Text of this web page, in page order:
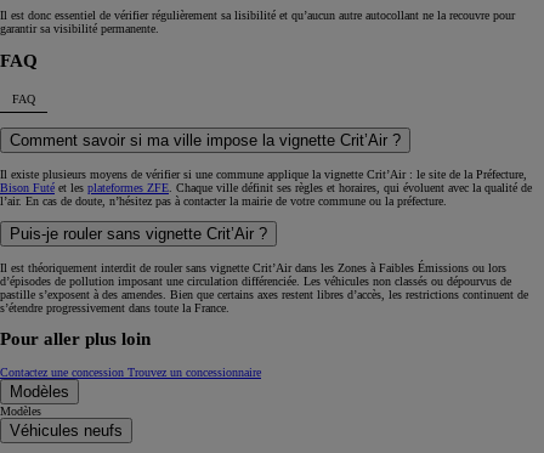
Il est donc essentiel de vérifier régulièrement sa lisibilité et qu’aucun autre autocollant ne la recouvre pour
garantir sa visibilité permanente.
FAQ
FAQ
Comment savoir si ma ville impose la vignette Crit’Air ?
Il existe plusieurs moyens de vérifier si une commune applique la vignette Crit’Air : le site de la Préfecture,
Bison Futé et les plateformes ZFE . Chaque ville définit ses règles et horaires, qui évoluent avec la qualité de
l’air. En cas de doute, n’hésitez pas à contacter la mairie de votre commune ou la préfecture.
Puis-je rouler sans vignette Crit’Air ?
Il est théoriquement interdit de rouler sans vignette Crit’Air dans les Zones à Faibles Émissions ou lors
d’épisodes de pollution imposant une circulation différenciée. Les véhicules non classés ou dépourvus de
pastille s’exposent à des amendes. Bien que certains axes restent libres d’accès, les restrictions continuent de
s’étendre progressivement dans toute la France.
Pour aller plus loin
Contactez une concession Trouvez un concessionnaire
Modèles
Modèles
Véhicules neufs